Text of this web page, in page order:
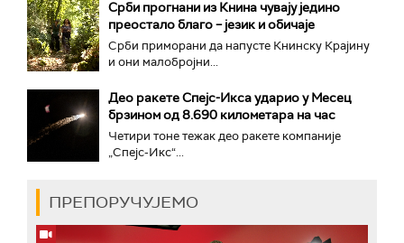
Срби прогнани из Книна чувају једино
преостало благо – језик и обичаје
Срби приморани да напусте Книнску Крајину
и они малобројни...
Део ракете Спејс-Икса ударио у Месец
брзином од 8.690 километара на час
Четири тоне тежак део ракете компаније
„Спејс-Икс“...
ПРЕПОРУЧУЈЕМО